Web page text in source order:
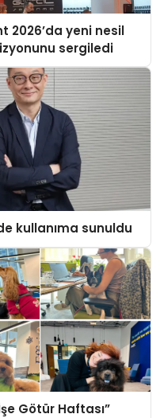
2026’da yeni nesil
sergiledi
kullanıma sunuldu
Götür Haftası”